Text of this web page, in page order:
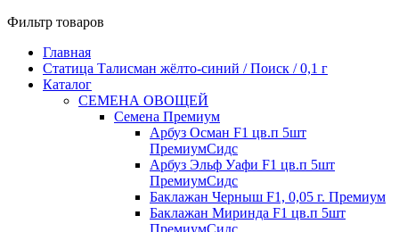
Фильтр товаров
Главная
Статица Талисман жёлто-синий / Поиск / 0,1 г
Каталог
СЕМЕНА ОВОЩЕЙ
Семена Премиум
Арбуз Осман F1 цв.п 5шт
ПремиумСидс
Арбуз Эльф Уафи F1 цв.п 5шт
ПремиумСидс
Баклажан Черныш F1, 0,05 г. Премиум
Баклажан Миринда F1 цв.п 5шт
ПремиумСидс